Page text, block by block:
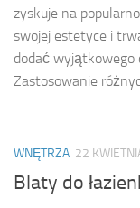
zyskuje na
swojej estetyce i
dodać
Zastosowanie
WNĘTRZA 22
Blaty do